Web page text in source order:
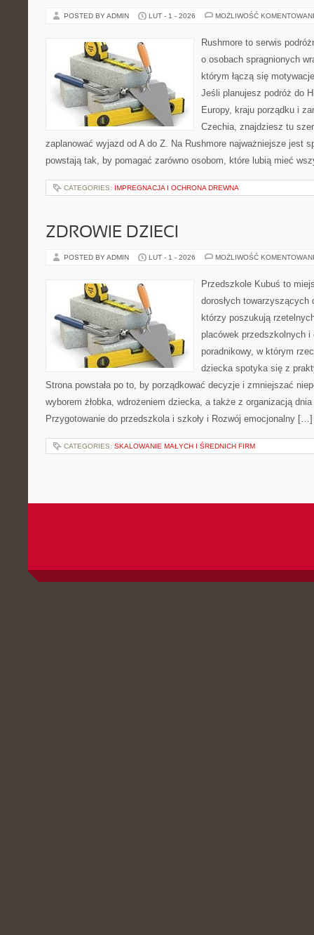
POSTED BY ADMIN LUT - 1 - 2026 MOŻLIWOŚĆ
Rushmore to serwis
o osobach spragnionych
którym łączą się
Jeśli planujesz podróż do
Europy, kraju porządku i
Czechia, znajdziesz tu
zaplanować wyjazd od A do Z. Na Rushmore najważniejsze jest
powstają tak, by pomagać zarówno osobom, które lubią mieć
CATEGORIES: IMPREGNACJA I OCHRONA DREWNA
ZDROWIE DZIECI
POSTED BY ADMIN LUT - 1 - 2026 MOŻLIWOŚĆ
Przedszkole Kubuś to
dorosłych
którzy poszukują
placówek przedszkolnych i
poradnikowy, w którym
dziecka spotyka się z
Strona powstała po to, by porządkować decyzje i zmniejszać
wyborem żłobka, wdrożeniem dziecka, a także z organizacją
Przygotowanie do przedszkola i szkoły i Rozwój emocjonalny […]
CATEGORIES: SKALOWANIE MAŁYCH I ŚREDNICH FIRM